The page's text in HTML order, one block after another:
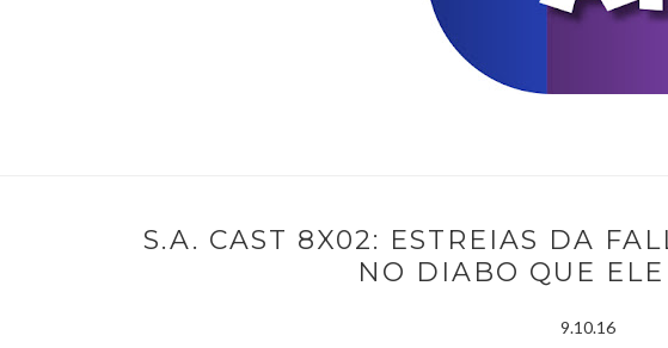
S.A. CAST 8X02: ESTREIAS DA
NO DIABO QUE ELE
9.10.16